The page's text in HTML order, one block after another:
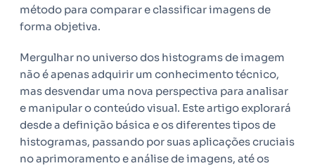
método para comparar e classificar imagens de
forma objetiva.
Mergulhar no universo dos histograms de imagem
não é apenas adquirir um conhecimento técnico,
mas desvendar uma nova perspectiva para analisar
e manipular o conteúdo visual. Este artigo explorará
desde a definição básica e os diferentes tipos de
histogramas, passando por suas aplicações cruciais
no aprimoramento e análise de imagens, até os